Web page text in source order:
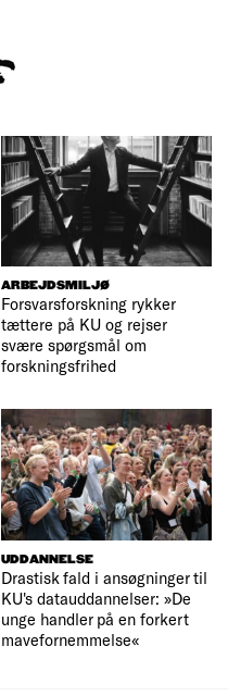
ARBEJDSMILJØ
Forsvarsforskning rykker
tættere på KU og rejser
svære spørgsmål om
forskningsfrihed
UDDANNELSE
Drastisk fald i ansøgninger til
KU's datauddannelser: »De
unge handler på en forkert
mavefornemmelse«